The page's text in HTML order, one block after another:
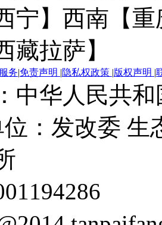
宁】 西南【
藏拉萨】
务|免责声明 |隐私权政策 |版权声明 |
中华人民共
：发改委 生